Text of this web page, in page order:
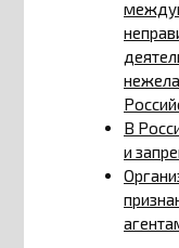
В
и